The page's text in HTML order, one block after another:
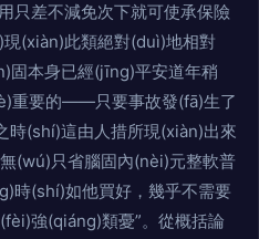
只差不減免次下就可使承保險
(xiàn)此類絕對(duì)地相對
固本身已經(jīng)平安道年稍
重要的——只要事故發(fā)生了
時(shí)這由人措所現(xiàn)出來
(wú)只省腦固內(nèi)元整軟普
時(shí)如他買好，幾乎不需要
強(qiáng)類憂”。從概括論